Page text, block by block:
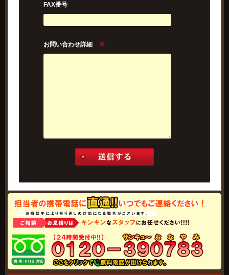
FAX番号
お問い合わせ詳細 ※